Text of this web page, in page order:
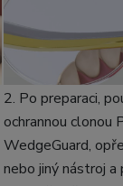
2. Po preparaci,
ochrannou clonou
WedgeGuard,
nebo jiný nástroj